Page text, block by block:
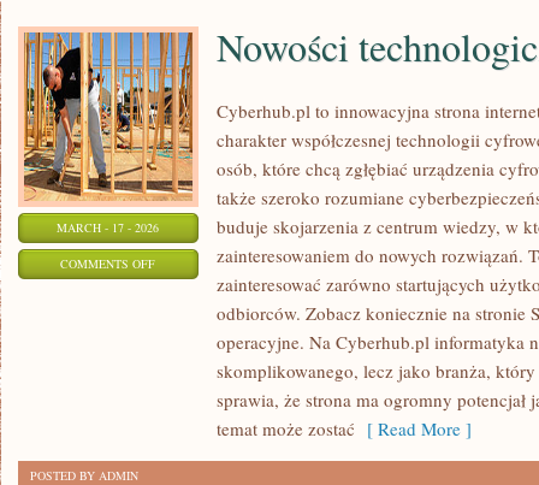
MARCH - 17 - 2026
COMMENTS OFFON
TECHNOLOGICZNE
Nowości
Cyberhub.pl to innowacyjna strona
charakter współczesnej technologii
osób, które chcą zgłębiać urządzenia
także szeroko rozumiane
buduje skojarzenia z centrum wiedzy, w
zainteresowaniem do nowych rozwiązań.
zainteresować zarówno startujących
odbiorców. Zobacz koniecznie na stronie
operacyjne. Na Cyberhub.pl informatyka
skomplikowanego, lecz jako branża, który
sprawia, że strona ma ogromny
temat może zostać [ Read More ]
POSTED BY ADMIN